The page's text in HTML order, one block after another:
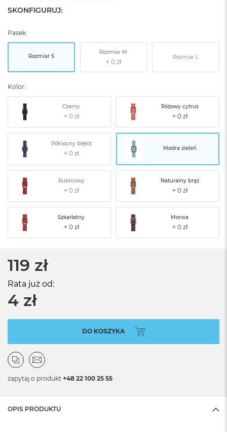
SKONFIGURUJ:
Pasek:
Rozmiar S
Rozmiar M
Rozmiar L
Kolor:
Czarny Różowy cytrus
Północny błękit
Modra zieleń
Rubinowy Naturalny brąz
Szkarłatny Morwa
119 zł
Rata już od:
4 zł
DO KOSZYKA
zapytaj o produkt +48 22 100 25 55
OPIS PRODUKTU